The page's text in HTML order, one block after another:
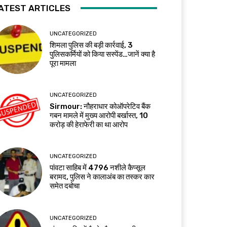
ARTICLES
UNCATEGORIZED
शिमला पुलिस की बड़ी कार्रवाई, 3
पुलिसकर्मियों को किया सस्पेंड…जानें क्या है
पूरा मामला
UNCATEGORIZED
Sirmour: नौहराधार कोऑपरेटिव बैंक
गबन मामले में मुख्य आरोपी बर्खास्त, 10
करोड़ की हेराफेरी का था आरोप
UNCATEGORIZED
पांवटा साहिब में 4796 नशीले कैप्सूल
बरामद, पुलिस ने कालाअंब का तस्कर कार
समेत दबोचा
UNCATEGORIZED